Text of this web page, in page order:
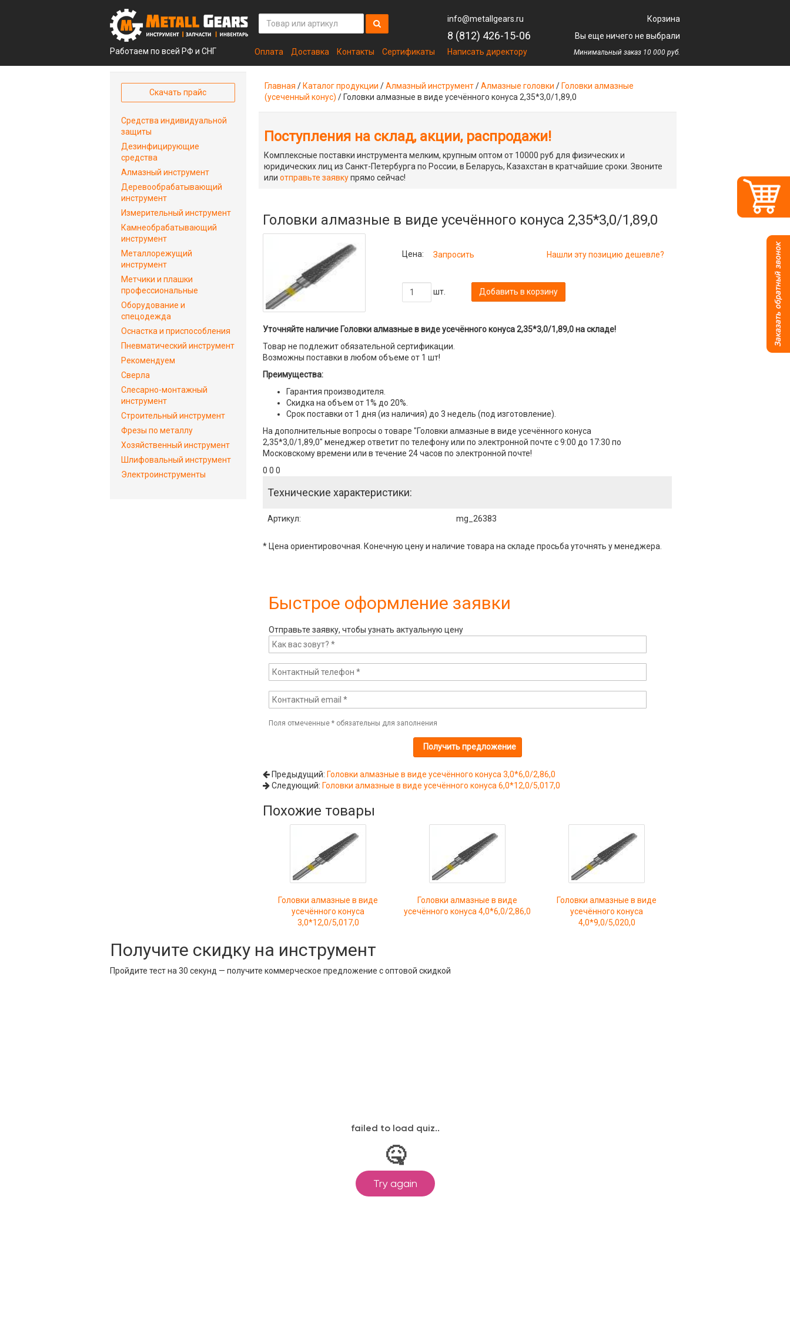
Работаем по всей РФ и СНГ Оплата Доставка Контакты Сертификаты
info@metallgears.ru
8 (812) 426-15-06
Написать директору
Корзина
Вы еще ничего не выбрали
Минимальный заказ 10 000 руб.
Главная / Каталог продукции /Алмазный инструмент/Алмазные головки / Головки алмазные
(усеченный конус) / Головки алмазные в виде усечённого конуса 2,35*3,0/1,89,0
Поступления на склад, акции, распродажи!
Комплексные поставки инструмента мелким, крупным оптом от 10000 руб для физических и
юридических лиц из Санкт-Петербурга по России, в Беларусь, Казахстан в кратчайшие сроки. Звоните
или отправьте заявкупрямо сейчас!
Головки алмазные в виде усечённого конуса 2,35*3,0/1,89,0
Цена: Запросить Нашли эту позицию дешевле?
шт. Добавить в корзину
Уточняйте наличие Головки алмазные в виде усечённого конуса 2,35*3,0/1,89,0 на складе!
Товар не подлежит обязательной сертификации.
Возможны поставки в любом объеме от 1 шт!
Преимущества:
Гарантия производителя.
Скидка на объем от 1% до 20%.
Срок поставки от 1 дня (из наличия) до 3 недель (под изготовление).
На дополнительные вопросы о товаре "Головки алмазные в виде усечённого конуса
2,35*3,0/1,89,0" менеджер ответит по телефону или по электронной почте с 9:00 до 17:30 по
Московскому времени или в течение 24 часов по электронной почте!
0 0 0
Технические характеристики:
Артикул: mg_26383
* Цена ориентировочная. Конечную цену и наличие товара на складе просьба уточнять у менеджера.
Быстрое оформление заявки
Отправьте заявку, чтобы узнать актуальную цену
Поля отмеченные *обязательны для заполнения
Предыдущий: Головки алмазные в виде усечённого конуса 3,0*6,0/2,86,0
Следующий: Головки алмазные в виде усечённого конуса 6,0*12,0/5,017,0
Похожие товары
Головки алмазные в виде
усечённого конуса
3,0*12,0/5,017,0
Головки алмазные в виде
усечённого конуса 4,0*6,0/2,86,0
Головки алмазные в виде
усечённого конуса
4,0*9,0/5,020,0
Скачать прайс
Средства индивидуальной
защиты
Дезинфицирующие
средства
Алмазный инструмент
Деревообрабатывающий
инструмент
Измерительный инструмент
Камнеобрабатывающий
инструмент
Металлорежущий
инструмент
Метчики и плашки
профессиональные
Оборудование и
спецодежда
Оснастка и приспособления
Пневматический инструмент
Рекомендуем
Сверла
Слесарно-монтажный
инструмент
Строительный инструмент
Фрезы по металлу
Хозяйственный инструмент
Шлифовальный инструмент
Электроинструменты
Получите скидку на инструмент
Пройдите тест на 30 секунд — получите коммерческое предложение с оптовой скидкой